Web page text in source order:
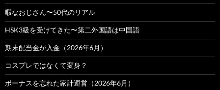
暇なおじさん〜50代のリアル
HSK3級を受けてきた〜第二外国語は中国語
期末配当金が入金（2026年6月）
コスプレではなくて変身？
ボーナスを忘れた家計運営（2026年6月）